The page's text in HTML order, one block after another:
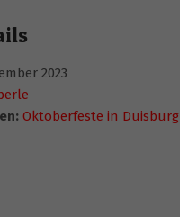
2023
Oktoberfeste in Duisburg